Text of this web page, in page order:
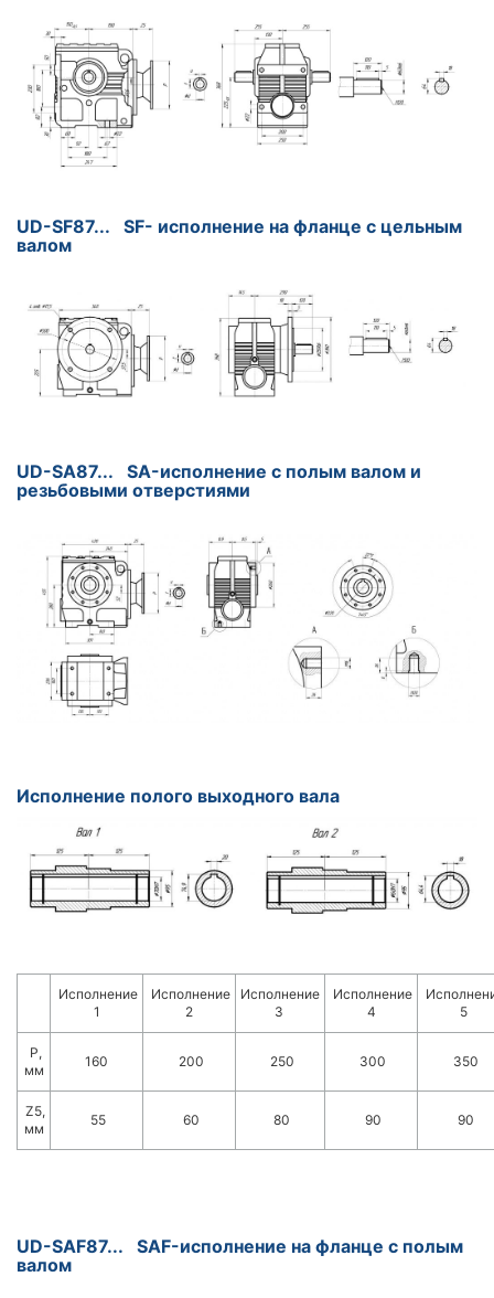
UD-SF87... SF- исполнение на фланце с цельным
валом
UD-SA87... SA-исполнение с полым валом и
резьбовыми отверстиями
Исполнение полого выходного вала
Исполнение
1
Исполнение
2
Исполнение
3
Исполнение
4
5
P,
мм
160 200 250 300 350
Z5,
мм
55 60 80 90 90
UD-SAF87... SAF-исполнение на фланце с полым
валом